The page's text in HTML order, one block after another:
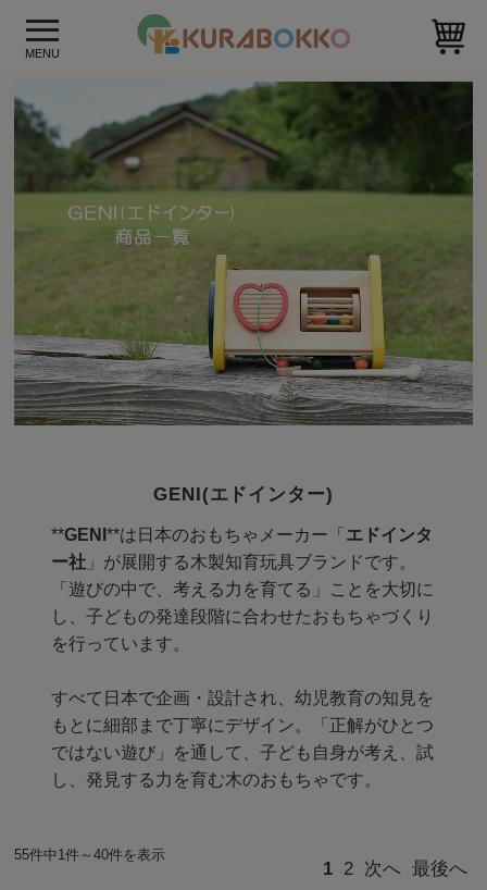
GENI(エドインター)
**GENI**は日本のおもちゃメーカー「 エドインタ
ー社 」が展開する木製知育玩具ブランドです。
「遊びの中で、考える力を育てる」ことを大切に
し、子どもの発達段階に合わせたおもちゃづくり
を行っています。
すべて日本で企画・設計され、幼児教育の知見を
もとに細部まで丁寧にデザイン。「正解がひとつ
ではない遊び」を通して、子ども自身が考え、試
し、発見する力を育む木のおもちゃです。
55件中1件～40件を表示
1 2 次へ 最後へ